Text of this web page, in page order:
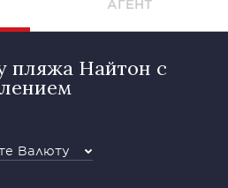
АГЕНТ
пляжа Найтон с
Валюту